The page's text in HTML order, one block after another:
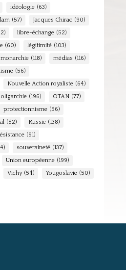
idéologie (63)
(57) Jacques Chirac (90)
libre-échange (52)
(60) légitimité (103)
monarchie (118) médias (116)
(56)
Nouvelle Action royaliste (64)
oligarchie (196) OTAN (77)
protectionnisme (56)
(52) Russie (138)
(91)
souveraineté (137)
Union européenne (199)
Vichy (54) Yougoslavie (50)